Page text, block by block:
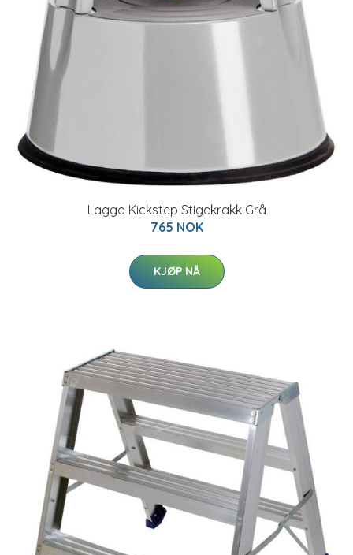
Laggo Kickstep Stigekrakk Grå
765 NOK
KJØP NÅ